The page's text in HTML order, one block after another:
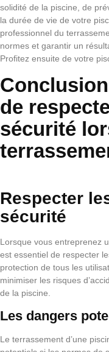
solidité de la piscine, de
la durée de vie de votre
professionnel du
normes et garantir un
Profitez ensuite de votre
de
sécurité
Respecter
sécurité
Lorsque vous entreprenez
est essentiel de respecter
protection de tous les
minimiser les risques
de la piscine.
Les dangers
Le terrassement d’une